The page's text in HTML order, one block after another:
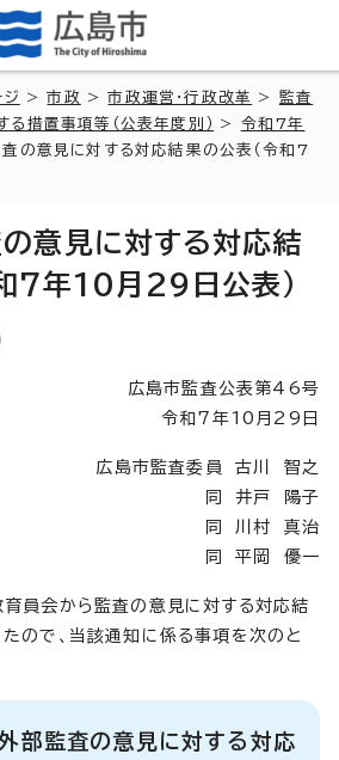
ジ >市政 >市政運営・行政改革 > 監査
措置事項等（公表年度別） > 令和7年
の意見に対する対応結果の公表（令和7
意見に対する対応結
7年10月29日公表）
広島市監査公表第46号
令和7年10月29日
広島市監査委員 古川 智之
同 井戸 陽子
同 川村 真治
同 平岡 優一
員会から監査の意見に対する対応結
ので、当該通知に係る事項を次のと
部監査の意見に対する対応